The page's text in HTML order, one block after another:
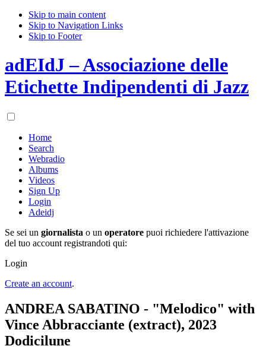
Skip to main content
Skip to Navigation Links
Skip to Footer
adEIdJ – Associazione delle
Etichette Indipendenti di Jazz
Home
Search
Webradio
Albums
Videos
Sign Up
Login
Adeidj
Se sei un giornalista o un operatore puoi richiedere l'attivazione
del tuo account registrandoti qui:
Login
Create an account.
ANDREA SABATINO - "Melodico" with
Vince Abbracciante (extract), 2023
Dodicilune